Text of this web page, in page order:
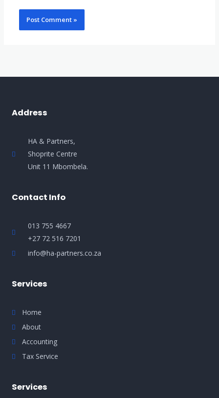
Address
HA & Partners,
Shoprite Centre
Unit 11 Mbombela.
Contact Info
013 755 4667
+27 72 516 7201
info@ha-partners.co.za
Services
Home
About
Accounting
Tax Service
Services